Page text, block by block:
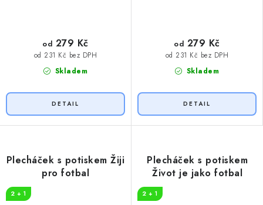
Skladem
od 231 Kč bez DPH
od 279 Kč
Skladem
od 231 Kč bez DPH
od 279 Kč
Plecháček s potiskem Žiji
pro fotbal
2 + 1
Plecháček s potiskem
Život je jako fotbal
2 + 1